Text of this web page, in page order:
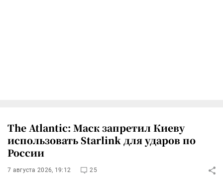
The Atlantic: Маск запретил Киеву
использовать Starlink для ударов по
России
7 августа 2026, 19:12 25